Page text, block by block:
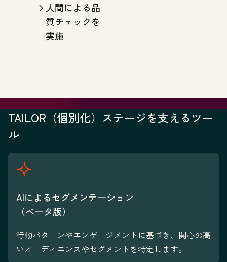
人間による品
質チェックを
実施
TAILOR（個別化）ステージを支えるツー
ル
AIによるセグメンテーション
（ベータ版）
行動パターンやエンゲージメントに基づき、関心の高
いオーディエンスやセグメントを特定します。